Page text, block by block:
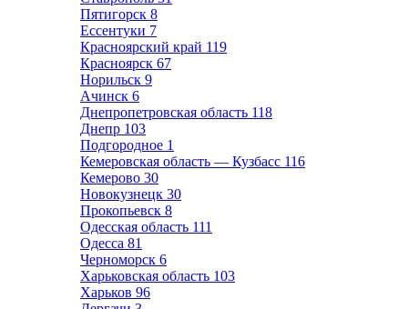
Пятигорск 8
Ессентуки 7
Красноярский край 119
Красноярск 67
Норильск 9
Ачинск 6
Днепропетровская область 118
Днепр 103
Подгородное 1
Кемеровская область — Кузбасс 116
Кемерово 30
Новокузнецк 30
Прокопьевск 8
Одесская область 111
Одесса 81
Черноморск 6
Харьковская область 103
Харьков 96